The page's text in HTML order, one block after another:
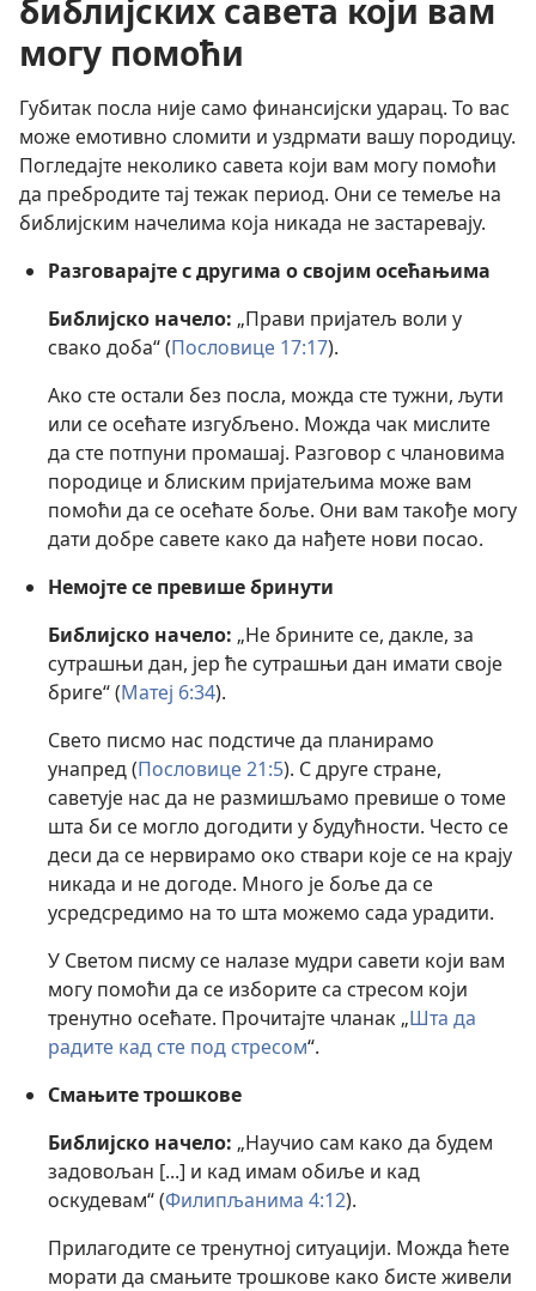
библијских савета који вам
могу помоћи
Губитак посла није само финансијски ударац. То вас
може емотивно сломити и уздрмати вашу породицу.
Погледајте неколико савета који вам могу помоћи
да пребродите тај тежак период. Они се темеље на
библијским начелима која никада не застаревају.
Разговарајте с другима о својим осећањима
Библијско начело: „Прави пријатељ воли у
свако доба“ (Пословице 17:17).
Ако сте остали без посла, можда сте тужни, љути
или се осећате изгубљено. Можда чак мислите
да сте потпуни промашај. Разговор с члановима
породице и блиским пријатељима може вам
помоћи да се осећате боље. Они вам такође могу
дати добре савете како да нађете нови посао.
Немојте се превише бринути
Библијско начело: „Не брините се, дакле, за
сутрашњи дан, јер ће сутрашњи дан имати своје
бриге“ (Матеј 6:34).
Свето писмо нас подстиче да планирамо
унапред (Пословице 21:5). С друге стране,
саветује нас да не размишљамо превише о томе
шта би се могло догодити у будућности. Често се
деси да се нервирамо око ствари које се на крају
никада и не догоде. Много је боље да се
усредсредимо на то шта можемо сада урадити.
У Светом писму се налазе мудри савети који вам
могу помоћи да се изборите са стресом који
тренутно осећате. Прочитајте чланак „Шта да
радите кад сте под стресом“.
Смањите трошкове
Библијско начело: „Научио сам како да будем
задовољан [...] и кад имам обиље и кад
оскудевам“ (Филипљанима 4:12).
Прилагодите се тренутној ситуацији. Можда ћете
морати да смањите трошкове како бисте живели